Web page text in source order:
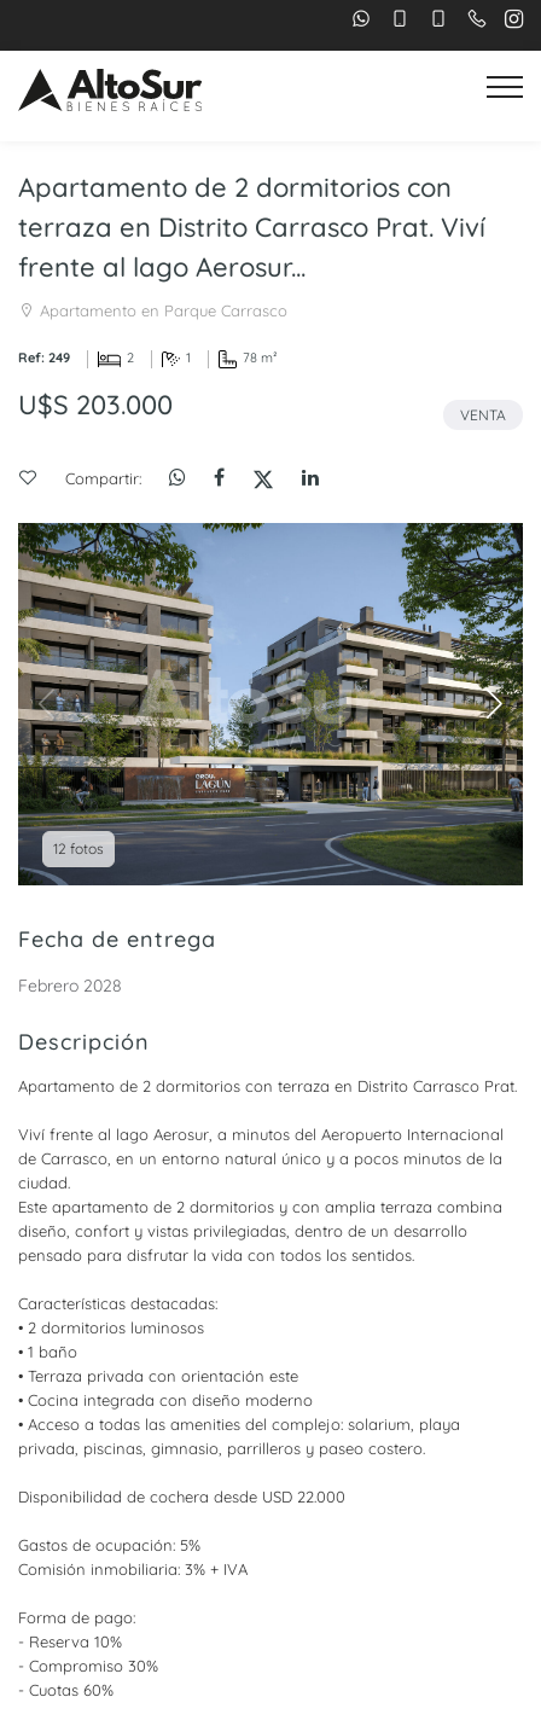
Apartamento de 2 dormitorios con
terraza en Distrito Carrasco Prat. Viví
frente al lago Aerosur...
Apartamento en Parque Carrasco
Ref: 249 2 1 78 m²
U$S 203.000 VENTA
Compartir:
12 fotos
Fecha de entrega
Febrero 2028
Descripción
Apartamento de 2 dormitorios con terraza en Distrito Carrasco Prat.
Viví frente al lago Aerosur, a minutos del Aeropuerto Internacional
de Carrasco, en un entorno natural único y a pocos minutos de la
ciudad.
Este apartamento de 2 dormitorios y con amplia terraza combina
diseño, confort y vistas privilegiadas, dentro de un desarrollo
pensado para disfrutar la vida con todos los sentidos.
Características destacadas:
• 2 dormitorios luminosos
• 1 baño
• Terraza privada con orientación este
• Cocina integrada con diseño moderno
• Acceso a todas las amenities del complejo: solarium, playa
privada, piscinas, gimnasio, parrilleros y paseo costero.
Disponibilidad de cochera desde USD 22.000
Gastos de ocupación: 5%
Comisión inmobiliaria: 3% + IVA
Forma de pago:
- Reserva 10%
- Compromiso 30%
- Cuotas 60%